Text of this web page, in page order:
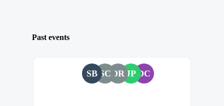
Past events
SB SC DR JP DC